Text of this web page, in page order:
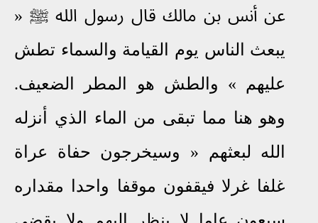
عن أنس بن مالك قال رسول الله ﷺ »
يبعث الناس يوم القيامة والسماء تطش
عليهم « والطش هو المطر الضعيف.
وهو هنا مما تبقى من الماء الذي أنزله
الله لبعثهم »
وسيخرجون حفاة عراة
غلفا غرلا فيقفون موقفا واحدا مقداره